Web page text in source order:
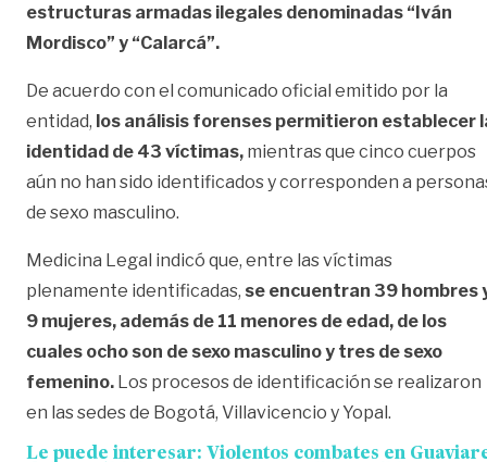
estructuras armadas ilegales denominadas “Iván
Mordisco” y “Calarcá”.
De acuerdo con el comunicado oficial emitido por la
entidad, los análisis forenses permitieron establecer
identidad de 43 víctimas, mientras que cinco cuerpos
aún no han sido identificados y corresponden a
de sexo masculino.
Medicina Legal indicó que, entre las víctimas
plenamente identificadas, se encuentran 39 hombres
9 mujeres, además de 11 menores de edad, de los
cuales ocho son de sexo masculino y tres de sexo
femenino. Los procesos de identificación se realizaron
en las sedes de Bogotá, Villavicencio y Yopal.
Le puede interesar: Violentos combates en